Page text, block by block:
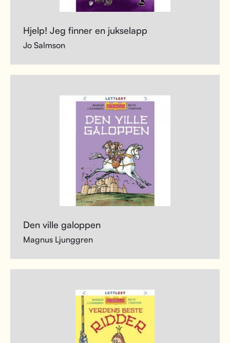
Hjelp! Jeg finner en jukselapp
Jo Salmson
Den ville galoppen
Magnus Ljunggren